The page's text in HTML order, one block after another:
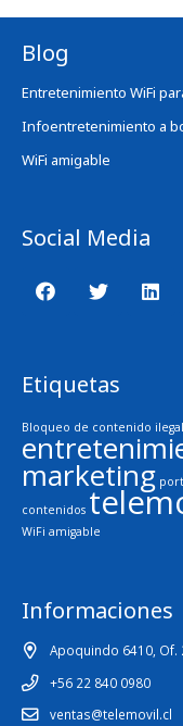
Blog
Entretenimiento WiFi
Infoentretenimiento a
WiFi amigable
Social Media
Etiquetas
Bloqueo de contenido ilegal
marketing
contenidos
WiFi amigable
Informaciones
Apoquindo 6410, Of.
+56 22 840 0980
ventas@telemovil.cl